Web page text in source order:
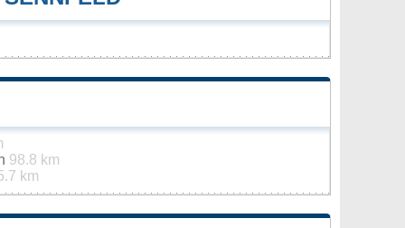
98.8 km
km